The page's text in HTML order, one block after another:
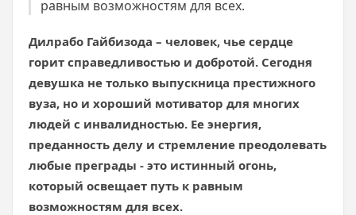
равным возможностям для всех.
Дилрабо Гайбизода – человек, чье сердце
горит справедливостью и добротой. Сегодня
девушка не только выпускница престижного
вуза, но и хороший мотиватор для многих
людей с инвалидностью. Ее энергия,
преданность делу и стремление преодолевать
любые преграды - это истинный огонь,
который освещает путь к равным
возможностям для всех.